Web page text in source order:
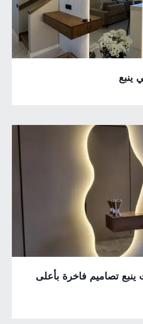
ينبع
تصاميم فاخرة بأعلى